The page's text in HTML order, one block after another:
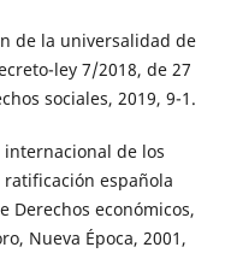
de la universalidad de
ley 7/2018, de 27
sociales, 2019, 9-1.
internacional de los
española
Derechos económicos,
Nueva Época, 2001,